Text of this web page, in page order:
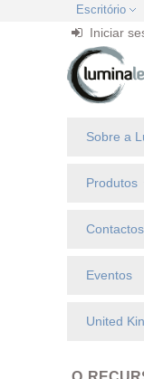
Escritório
Iniciar
Sobre a
Produtos
Contactos
Eventos
United